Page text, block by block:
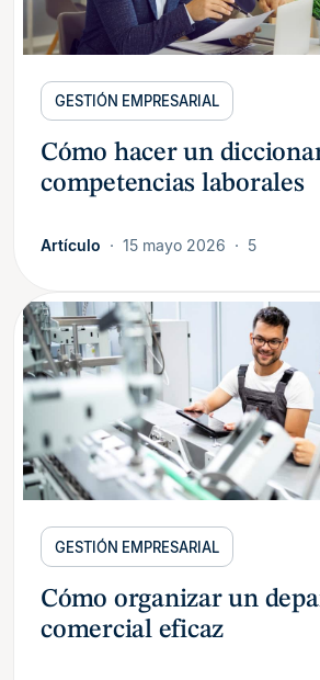
GESTIÓN EMPRESARIAL
Cómo hacer un
competencias laborales
Artículo 15 mayo 2026 5
GESTIÓN EMPRESARIAL
Cómo organizar un
comercial eficaz